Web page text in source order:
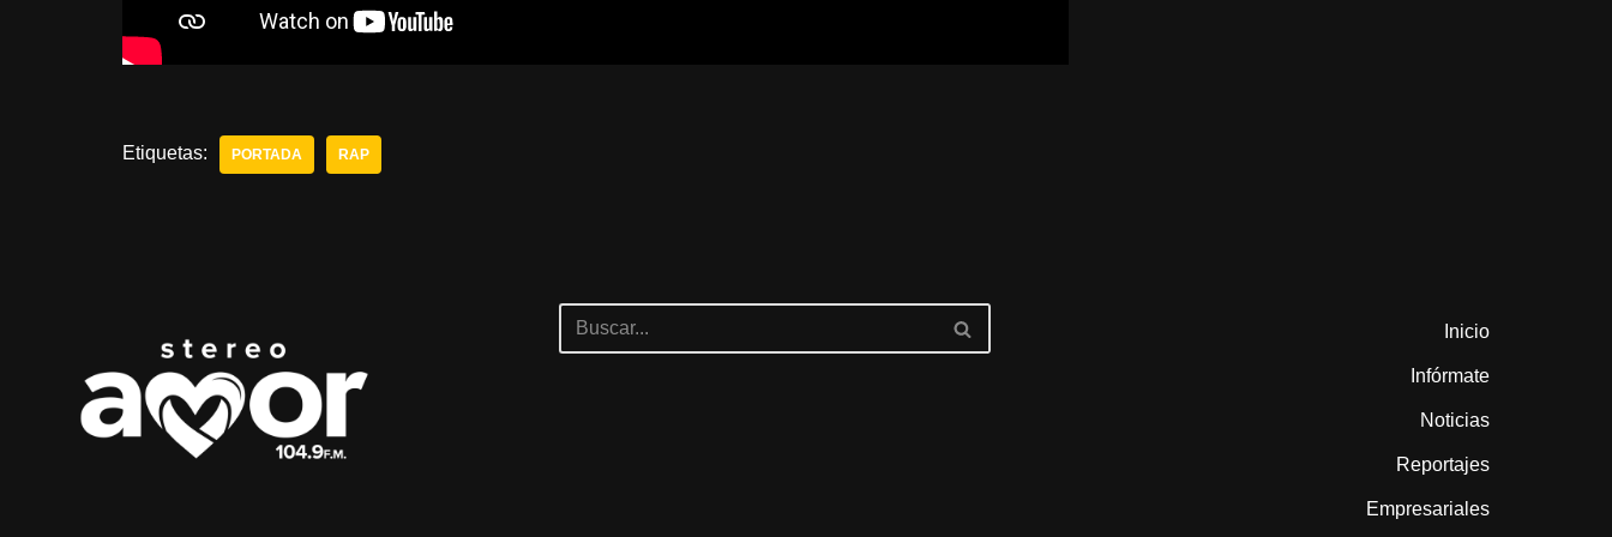
Etiquetas: PORTADA RAP
Inicio
Infórmate
Noticias
Reportajes
Empresariales